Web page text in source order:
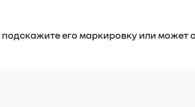
его маркировку или может